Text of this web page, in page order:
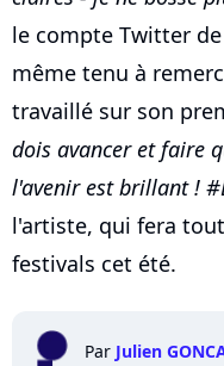
le compte Twitter
même tenu à
travaillé sur son
dois avancer et faire
l'avenir est brillant !
l'artiste, qui fera
festivals cet été.
Par Julien